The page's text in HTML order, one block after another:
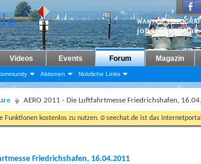
Videos Events Forum
Aktionen Nützliche Links
Magazin
AERO 2011 - Die Luftfahrtmesse Friedrichshafen,
Funktionen kostenlos zu nutzen.☺seechat.de ist das
Friedrichshafen, 16.04.2011